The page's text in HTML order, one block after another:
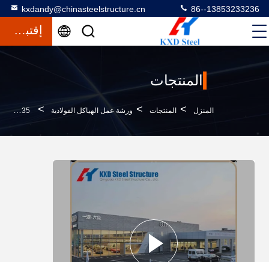
kxdandy@chinasteelstructure.cn 86--13853233236
إقتباس
المنتجات
المنزل > المنتجات > ورشة عمل الهياكل الفولاذية > Q345 Q235 صلب خفيف إطار ورشة عمل الهيكل الصلب المرآب لمركز خدمة السيارات